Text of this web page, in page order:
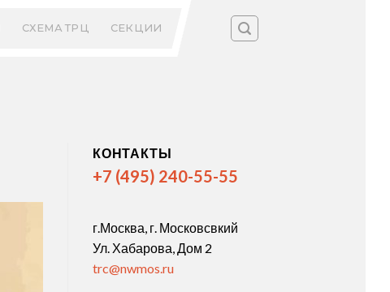
СХЕМА ТРЦ СЕКЦИИ
КОНТАКТЫ
+7 (495) 240-55-55
г.Москва, г. Московсвкий
Ул. Хабарова, Дом 2
trc@nwmos.ru